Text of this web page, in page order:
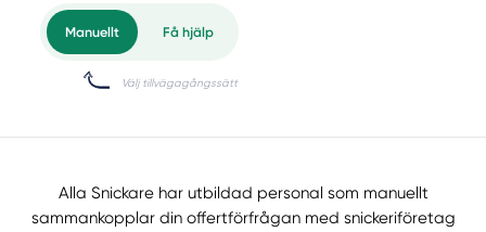
Alla Snickare har utbildad personal som manuellt
sammankopplar din offertförfrågan med snickeriföretag